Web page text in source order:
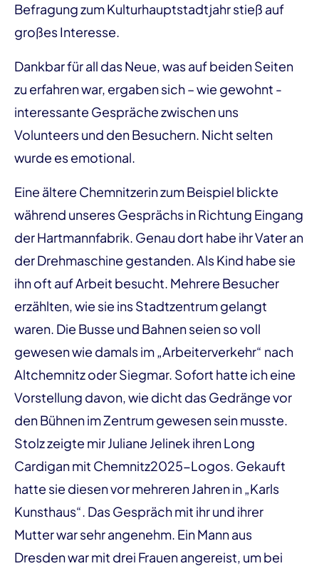
Befragung zum Kulturhauptstadtjahr stieß auf
großes Interesse.
Dankbar für all das Neue, was auf beiden Seiten
zu erfahren war, ergaben sich – wie gewohnt -
interessante Gespräche zwischen uns
Volunteers und den Besuchern. Nicht selten
wurde es emotional.
Eine ältere Chemnitzerin zum Beispiel blickte
während unseres Gesprächs in Richtung Eingang
der Hartmannfabrik. Genau dort habe ihr Vater an
der Drehmaschine gestanden. Als Kind habe sie
ihn oft auf Arbeit besucht. Mehrere Besucher
erzählten, wie sie ins Stadtzentrum gelangt
waren. Die Busse und Bahnen seien so voll
gewesen wie damals im „Arbeiterverkehr“ nach
Altchemnitz oder Siegmar. Sofort hatte ich eine
Vorstellung davon, wie dicht das Gedränge vor
den Bühnen im Zentrum gewesen sein musste.
Stolz zeigte mir Juliane Jelinek ihren Long
Cardigan mit Chemnitz2025-Logos. Gekauft
hatte sie diesen vor mehreren Jahren in „Karls
Kunsthaus“. Das Gespräch mit ihr und ihrer
Mutter war sehr angenehm. Ein Mann aus
Dresden war mit drei Frauen angereist, um bei